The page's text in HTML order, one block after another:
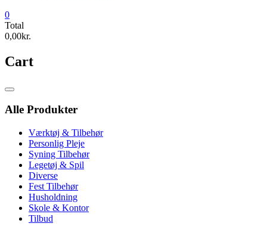
0
Total
0,00kr.
Cart
Catalog
Alle Produkter
Værktøj & Tilbehør
Personlig Pleje
Syning Tilbehør
Legetøj & Spil
Diverse
Fest Tilbehør
Husholdning
Skole & Kontor
Tilbud